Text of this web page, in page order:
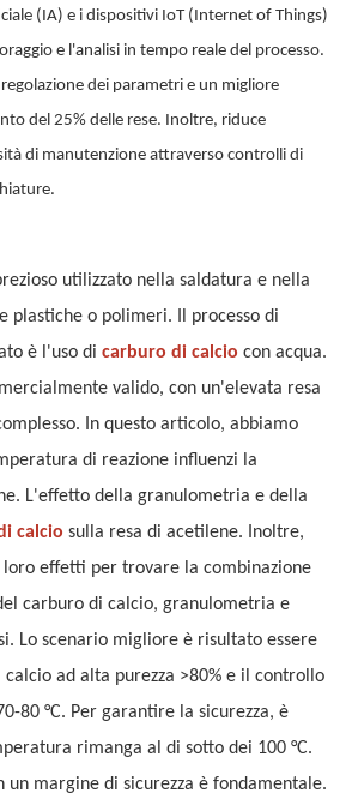
(IA) e i dispositivi IoT (Internet of Things)
e l'analisi in tempo reale del processo.
dei parametri e un migliore
del 25% delle rese. Inoltre, riduce
di manutenzione attraverso controlli di
utilizzato nella saldatura e nella
plastiche o polimeri. Il processo di
è l'uso di carburo di calcio con acqua.
valido, con un'elevata resa
In questo articolo, abbiamo
di reazione influenzi la
L'effetto della granulometria e della
calcio sulla resa di acetilene. Inoltre,
effetti per trovare la combinazione
carburo di calcio, granulometria e
Lo scenario migliore è risultato essere
ad alta purezza >80% e il controllo
80 °C. Per garantire la sicurezza, è
rimanga al di sotto dei 100 °C.
un margine di sicurezza è fondamentale.